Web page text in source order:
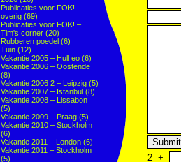
Publicaties voor FOK! –
overig (69)
Publicaties voor FOK! –
Tim's corner (20)
Rubberen poedel (6)
Tuin (12)
Vakantie 2005 – Hull eo (6)
Vakantie 2006 – Oostende
(8)
Vakantie 2006 2 – Leipzig (5)
Vakantie 2007 – Istanbul (8)
Vakantie 2008 – Lissabon
(5)
Vakantie 2009 – Praag (5)
Vakantie 2010 – Stockholm
(6)
Vakantie 2011 – London (6)
Vakantie 2011 – Stockholm
(5)
2 +